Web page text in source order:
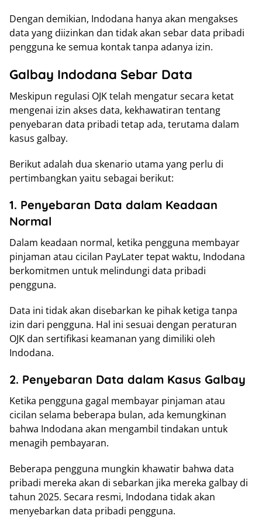
Dengan demikian, Indodana hanya akan mengakses
data yang diizinkan dan tidak akan sebar data pribadi
pengguna ke semua kontak tanpa adanya izin.
Galbay Indodana Sebar Data
Meskipun regulasi OJK telah mengatur secara ketat
mengenai izin akses data, kekhawatiran tentang
penyebaran data pribadi tetap ada, terutama dalam
kasus galbay.
Berikut adalah dua skenario utama yang perlu di
pertimbangkan yaitu sebagai berikut:
1. Penyebaran Data dalam Keadaan
Normal
Dalam keadaan normal, ketika pengguna membayar
pinjaman atau cicilan PayLater tepat waktu, Indodana
berkomitmen untuk melindungi data pribadi
pengguna.
Data ini tidak akan disebarkan ke pihak ketiga tanpa
izin dari pengguna. Hal ini sesuai dengan peraturan
OJK dan sertifikasi keamanan yang dimiliki oleh
Indodana.
2. Penyebaran Data dalam Kasus Galbay
Ketika pengguna gagal membayar pinjaman atau
cicilan selama beberapa bulan, ada kemungkinan
bahwa Indodana akan mengambil tindakan untuk
menagih pembayaran.
Beberapa pengguna mungkin khawatir bahwa data
pribadi mereka akan di sebarkan jika mereka galbay di
tahun 2025. Secara resmi, Indodana tidak akan
menyebarkan data pribadi pengguna.